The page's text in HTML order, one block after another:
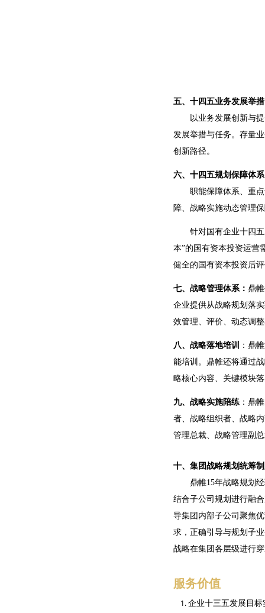
五、十四五业务发展举措
以业务发展创新与提
发展举措与任务。存量
创新路径。
六、十四五规划保障体系
职能保障体系、重点
障、战略实施动态管理
针对国有企业十四五
本”的国有资本投资运营
健全的国有资本投资后
七、战略管理体系： 鼎
企业提供从战略规划落
效管理、评价、动态调
八、战略落地培训
：鼎
能培训。鼎帷还将通过
略核心内容、关键模块
九、战略实施陪练 ：鼎
者、战略组织者、战略
管理总裁、战略管理副
十、集团战略规划统筹
鼎帷15年战略规划经
结合子公司规划进行融
导集团内部子公司聚焦
求，正确引导与规划子
战略在集团各层级进行
服务价值
企业十三五发展目